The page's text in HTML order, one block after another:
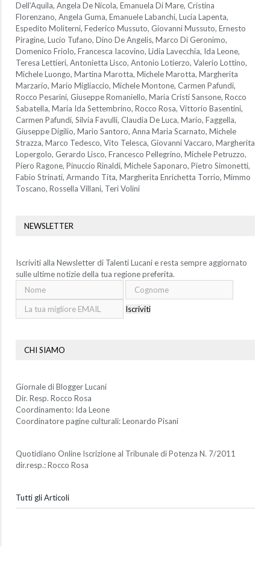
Dell’Aquila, Angela De Nicola, Emanuela Di Mare, Cristina
Florenzano, Angela Guma, Emanuele Labanchi, Lucia Lapenta,
Espedito Moliterni, Federico Mussuto, Giovanni Mussuto, Ernesto
Piragine, Lucio Tufano, Dino De Angelis, Marco Di Geronimo,
Domenico Friolo, Francesca Iacovino, Lidia Lavecchia, Ida Leone,
Teresa Lettieri, Antonietta Lisco, Antonio Lotierzo, Valerio Lottino,
Michele Luongo, Martina Marotta, Michele Marotta, Margherita
Marzario, Mario Migliaccio, Michele Montone, Carmen Pafundi,
Rocco Pesarini, Giuseppe Romaniello, Maria Cristi Sansone, Rocco
Sabatella, Maria Ida Settembrino, Rocco Rosa, Vittorio Basentini,
Carmen Pafundi, Silvia Favulli, Claudia De Luca, Mario, Faggella,
Giuseppe Digilio, Mario Santoro, Anna Maria Scarnato, Michele
Strazza, Marco Tedesco, Vito Telesca, Giovanni Vaccaro, Margherita
Lopergolo, Gerardo Lisco, Francesco Pellegrino, Michele Petruzzo,
Piero Ragone, Pinuccio Rinaldi, Michele Saponaro, Pietro Simonetti,
Fabio Strinati, Armando Tita, Margherita Enrichetta Torrio, Mimmo
Toscano, Rossella Villani, Teri Volini
NEWSLETTER
Iscriviti alla Newsletter di Talenti Lucani e resta sempre aggiornato
sulle ultime notizie della tua regione preferita.
Iscriviti
CHI SIAMO
Giornale di Blogger Lucani
Dir. Resp. Rocco Rosa
Coordinamento: Ida Leone
Coordinatore pagine culturali: Leonardo Pisani
Quotidiano Online Iscrizione al Tribunale di Potenza N. 7/2011
dir.resp.: Rocco Rosa
Tutti gli Articoli